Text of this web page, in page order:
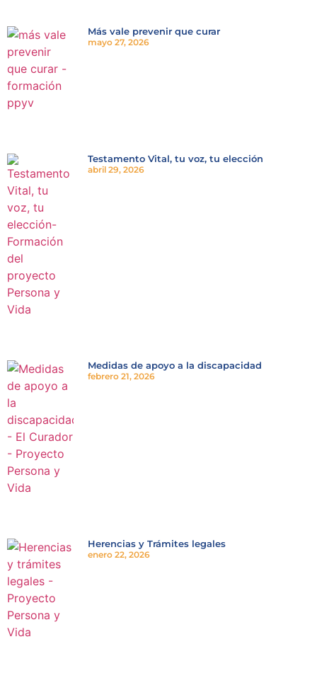
Más vale prevenir que curar
mayo 27, 2026
Testamento Vital, tu voz, tu elección
abril 29, 2026
Medidas de apoyo a la discapacidad
febrero 21, 2026
Herencias y Trámites legales
enero 22, 2026